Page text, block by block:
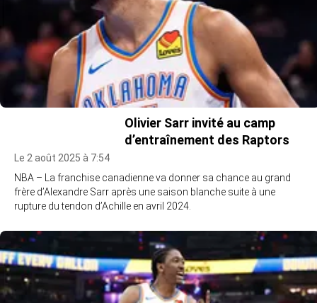
Olivier Sarr invité au camp
d’entraînement des Raptors
Le 2 août 2025 à 7:54
NBA – La franchise canadienne va donner sa chance au grand
frère d’Alexandre Sarr après une saison blanche suite à une
rupture du tendon d’Achille en avril 2024.